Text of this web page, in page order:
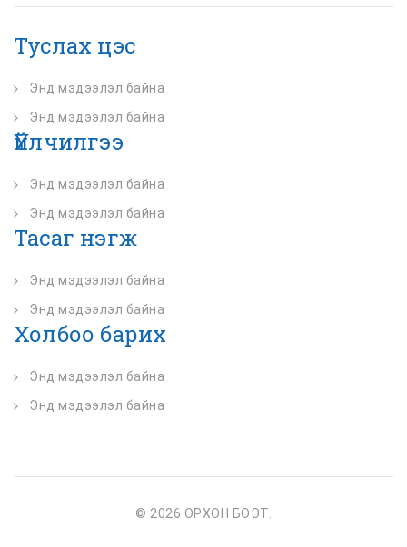
Туслах цэс
Энд мэдээлэл байна
Энд мэдээлэл байна
Үйлчилгээ
Энд мэдээлэл байна
Энд мэдээлэл байна
Тасаг нэгж
Энд мэдээлэл байна
Энд мэдээлэл байна
Холбоо барих
Энд мэдээлэл байна
Энд мэдээлэл байна
© 2026 ОРХОН БОЭТ.